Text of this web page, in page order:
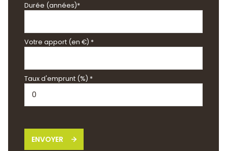
Durée (années)*
Votre apport (en €) *
Taux d'emprunt (%) *
ENVOYER